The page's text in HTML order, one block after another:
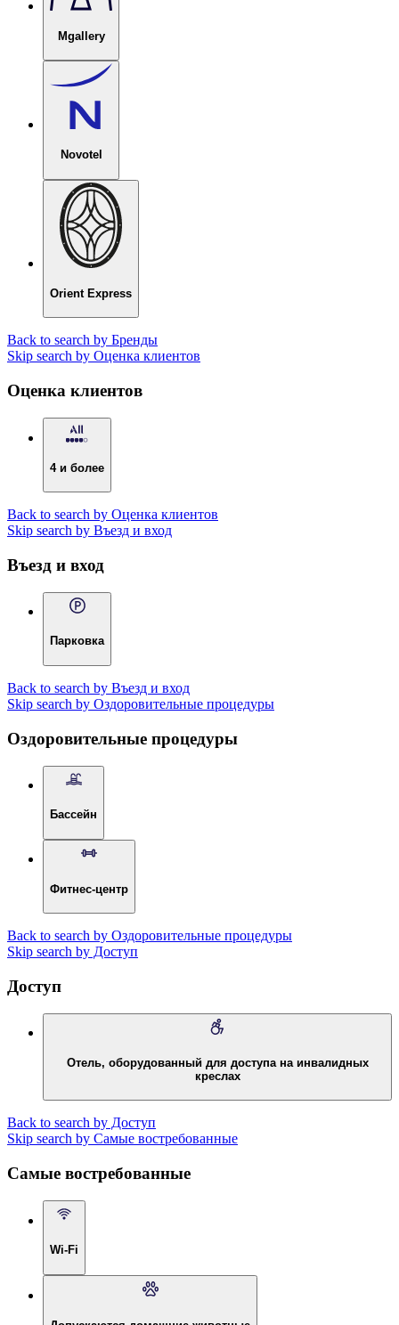
Mgallery
Novotel
Orient Express
Back to search by Бренды
Skip search by Оценка клиентов
Оценка клиентов
4 и более
Back to search by Оценка клиентов
Skip search by Въезд и вход
Въезд и вход
Парковка
Back to search by Въезд и вход
Skip search by Оздоровительные процедуры
Оздоровительные процедуры
Бассейн
Фитнес-центр
Back to search by Оздоровительные процедуры
Skip search by Доступ
Доступ
Отель, оборудованный для доступа на инвалидных
креслах
Back to search by Доступ
Skip search by Самые востребованные
Самые востребованные
Wi-Fi